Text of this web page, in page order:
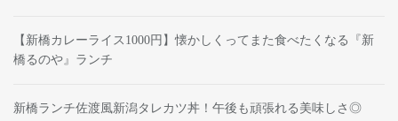
【新橋カレーライス1000円】懐かしくってまた食べたくなる『新
橋るのや』ランチ
新橋ランチ佐渡風新潟タレカツ丼！午後も頑張れる美味しさ◎